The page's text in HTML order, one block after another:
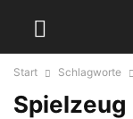
Start Schlagworte
Spielzeug